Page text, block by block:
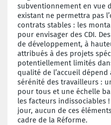
subventionnement en vue
existant ne permettra pas
contrats stables : les
pour envisager des CDI.
de développement, à
attribués à des projets
potentiellement limités
qualité de l’accueil
sérénité des travailleurs :
pour tous et une échelle
les facteurs indissociables
jour, aucun de ces
cadre de la Réforme.